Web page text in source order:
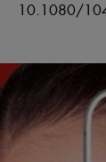
10.1080/